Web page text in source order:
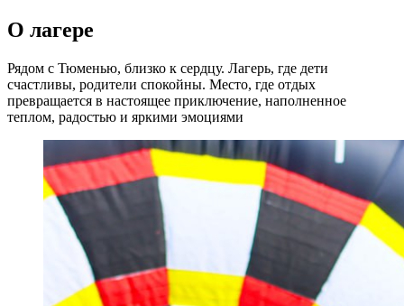
О лагере
Рядом с Тюменью, близко к сердцу. Лагерь, где дети
счастливы, родители спокойны. Место, где отдых
превращается в настоящее приключение, наполненное
теплом, радостью и яркими эмоциями